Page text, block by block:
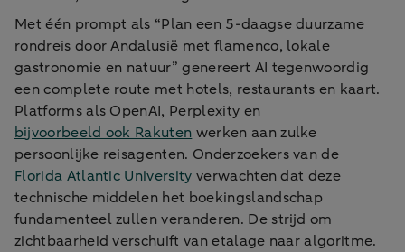
Met één prompt als “Plan een 5-daagse duurzame
rondreis door Andalusië met flamenco, lokale
gastronomie en natuur” genereert AI tegenwoordig
een complete route met hotels, restaurants en kaart.
Platforms als OpenAI, Perplexity en
bijvoorbeeld ook Rakuten werken aan zulke
persoonlijke reisagenten. Onderzoekers van de
Florida Atlantic University verwachten dat deze
technische middelen het boekingslandschap
fundamenteel zullen veranderen. De strijd om
zichtbaarheid verschuift van etalage naar algoritme.